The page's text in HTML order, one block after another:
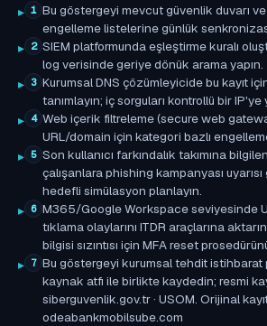
1 Bu göstergeyi mevcut güvenlik duvarı
engelleme listelerine günlük
2 SIEM platformunda eşleştirme kuralı
log verisinde geriye dönük arama yapın.
3 Kurumsal DNS çözümleyicide bu kayıt
tanımlayın; iç sorguları kontrollü bir IP'ye
4 Web içerik filtreleme (secure web
URL/domain için kategori bazlı
5 Son kullanıcı farkındalık takımına
çalışanlara phishing kampanyası
hedefli simülasyon planlayın.
6 M365/Google Workspace seviyesinde
tıklama olaylarını ITDR araçlarına
bilgisi sızıntısı için MFA reset
7 Bu göstergeyi kurumsal tehdit istihbarat
kaynak atfı ile birlikte kaydedin; resmi
siberguvenlik.gov.tr · USOM. Orijinal
odeabankmobilsube.com